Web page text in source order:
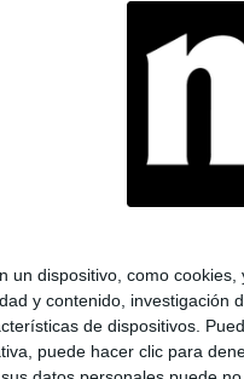
un dispositivo, como
y contenido, investigación
de dispositivos.
puede hacer clic para
© Perfil.com 2006-2019 -
Registro de Propiedad
2715, C1289ABI, CABA,